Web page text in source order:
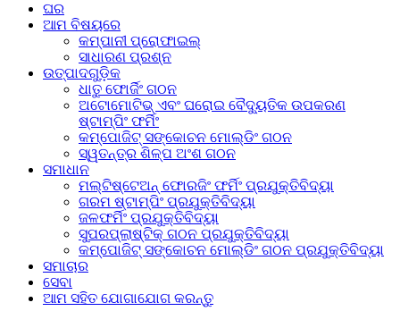
ଘର
ଆମ ବିଷୟରେ
କମ୍ପାନୀ ପ୍ରୋଫାଇଲ୍
ସାଧାରଣ ପ୍ରଶ୍ନ
ଉତ୍ପାଦଗୁଡ଼ିକ
ଧାତୁ ଫୋର୍ଜିଂ ଗଠନ
ଅଟୋମୋଟିଭ୍ ଏବଂ ଘରୋଇ ବୈଦ୍ୟୁତିକ ଉପକରଣ
ଷ୍ଟାମ୍ପିଂ ଫର୍ମିଂ
କମ୍ପୋଜିଟ୍ ସଙ୍କୋଚନ ମୋଲ୍ଡିଂ ଗଠନ
ସ୍ୱତନ୍ତ୍ର ଶିଳ୍ପ ଅଂଶ ଗଠନ
ସମାଧାନ
ମଲ୍ଟିଷ୍ଟେଅନ୍ ଫୋରଜିଂ ଫର୍ମିଂ ପ୍ରଯୁକ୍ତିବିଦ୍ୟା
ଗରମ ଷ୍ଟାମ୍ପିଂ ପ୍ରଯୁକ୍ତିବିଦ୍ୟା
ଜଳଫର୍ମିଂ ପ୍ରଯୁକ୍ତିବିଦ୍ୟା
ସୁପରପ୍ଲାଷ୍ଟିକ୍ ଗଠନ ପ୍ରଯୁକ୍ତିବିଦ୍ୟା
କମ୍ପୋଜିଟ୍ ସଙ୍କୋଚନ ମୋଲ୍ଡିଂ ଗଠନ ପ୍ରଯୁକ୍ତିବିଦ୍ୟା
ସମାଚାର
ସେବା
ଆମ ସହିତ ଯୋଗାଯୋଗ କରନ୍ତୁ